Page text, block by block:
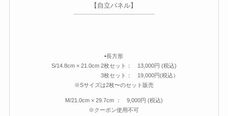
【自立パネル】
▪長方形
S/14.8cm × 21.0cm 2枚セット： 13,000円 (税込)
3枚セット： 19,000円(税込）
※Sサイズは2枚〜のセット販売
M/21.0cm × 29.7cm ： 9,000円 (税込)
※クーポン使用不可